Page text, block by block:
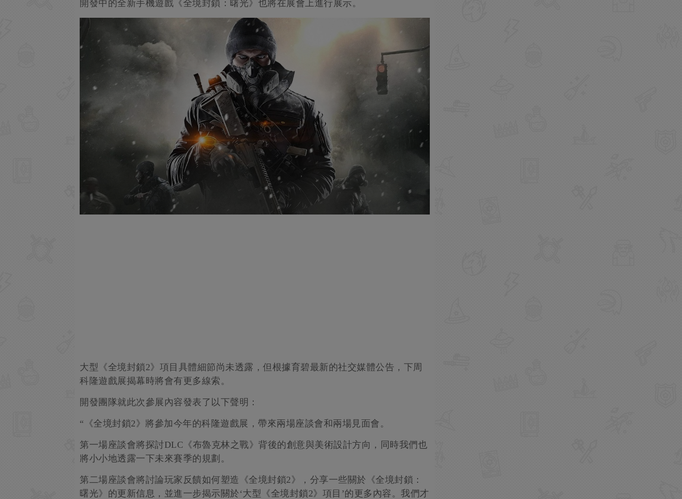
開發中的全新手機遊戲《全境封鎖：曙光》也將在展會上進行展示。
大型《全境封鎖2》項目具體細節尚未透露，但根據育碧最新的社交媒體公告，下周
科隆遊戲展揭幕時將會有更多線索。
開發團隊就此次參展內容發表了以下聲明：
“《全境封鎖2》將參加今年的科隆遊戲展，帶來兩場座談會和兩場見面會。
第一場座談會將探討DLC《布魯克林之戰》背後的創意與美術設計方向，同時我們也
將小小地透露一下未來賽季的規劃。
第二場座談會將討論玩家反饋如何塑造《全境封鎖2》，分享一些關於《全境封鎖：
曙光》的更新信息，並進一步揭示關於‘大型《全境封鎖2》項目’的更多內容。我們才